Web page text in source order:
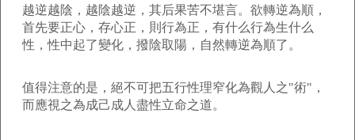
越逆越陰，越陰越逆，其后果苦不堪言。欲轉逆為順，
首先要正心，存心正，則行為正，有什么行為生什么
性，性中起了變化，撥陰取陽，自然轉逆為順了。
值得注意的是，絕不可把五行性理窄化為觀人之"術"，
而應視之為成己成人盡性立命之道。